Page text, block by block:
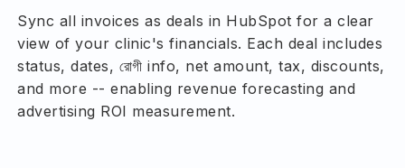
Sync all invoices as deals in HubSpot for a clear
view of your clinic's financials. Each deal includes
status, dates, রোগী info, net amount, tax, discounts,
and more -- enabling revenue forecasting and
advertising ROI measurement.